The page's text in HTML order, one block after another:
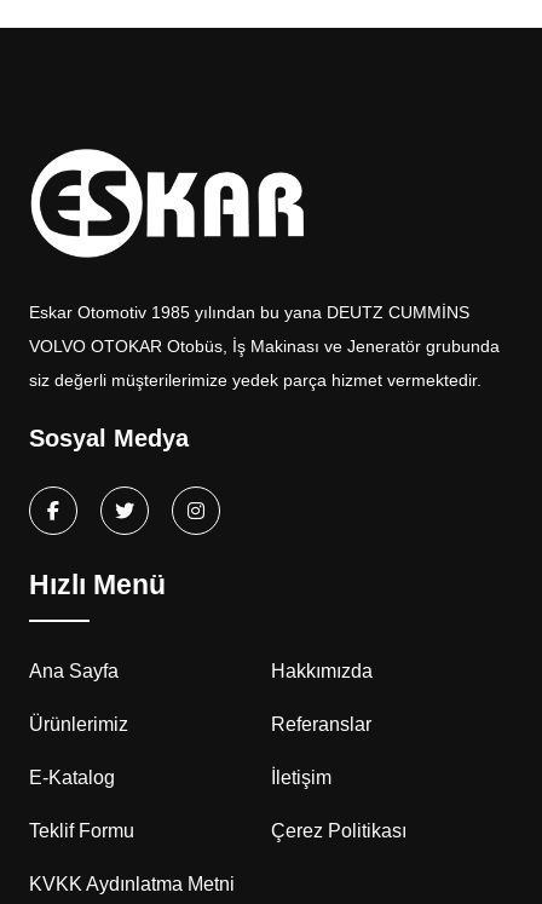
Eskar Otomotiv 1985 yılından bu yana DEUTZ CUMMİNS
VOLVO OTOKAR Otobüs, İş Makinası ve Jeneratör grubunda
siz değerli müşterilerimize yedek parça hizmet vermektedir.
Sosyal Medya
Hızlı Menü
Ana Sayfa Hakkımızda
Ürünlerimiz Referanslar
E-Katalog İletişim
Teklif Formu Çerez Politikası
KVKK Aydınlatma Metni